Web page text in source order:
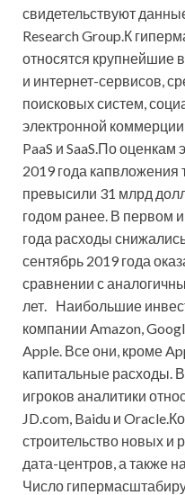
свидетельствуют
Research Group.К
относятся крупнейшие
и интернет-сервисов,
поисковых систем,
электронной
PaaS и SaaS.По
2019 года
превысили 31 млрд
годом ранее. В первом
года расходы
сентябрь 2019 года
сравнении с
лет. Наибольшие
компании Amazon,
Apple. Все они, кроме
капитальные расходы.
игроков аналитики
JD.com, Baidu и
строительство новых
дата-центров, а также
Число